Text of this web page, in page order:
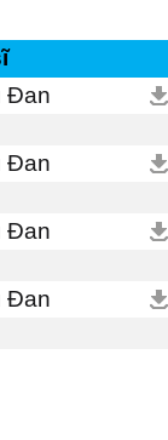
Đan
Đan
Đan
Đan